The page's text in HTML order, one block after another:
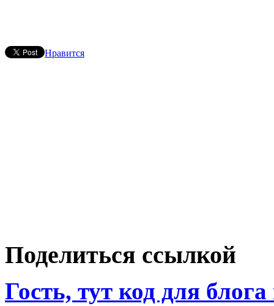
Нравится
Поделиться ссылкой
Гость, тут код для